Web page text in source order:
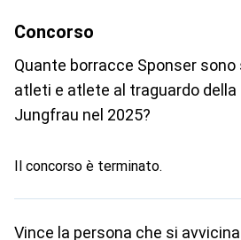
Concorso
Quante borracce Sponser
atleti e atlete al traguardo della
Jungfrau nel 2025?
Il concorso è terminato.
Vince la persona che si